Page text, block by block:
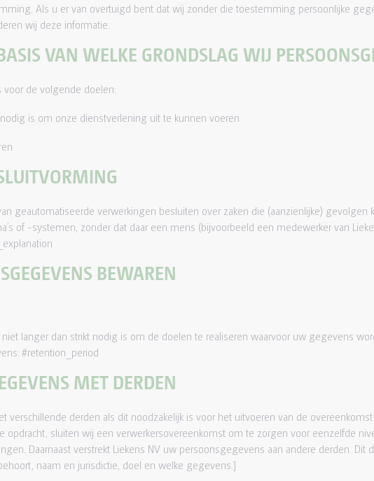
Als u er van overtuigd bent dat wij zonder die toestemming persoonlijke
wij deze informatie.
VAN WELKE GRONDSLAG WIJ
voor de volgende doelen:
is om onze dienstverlening uit te kunnen voeren
geautomatiseerde verwerkingen besluiten over zaken die (aanzienlijke)
of -systemen, zonder dat daar een mens (bijvoorbeeld een medewerker van
BEWAREN
langer dan strikt nodig is om de doelen te realiseren waarvoor uw gegevens
#retention_period
MET DERDEN
verschillende derden als dit noodzakelijk is voor het uitvoeren van de
sluiten wij een verwerkersovereenkomst om te zorgen voor eenzelfde
Daarnaast verstrekt Liekens NV uw persoonsgegevens aan andere derden.
naam en jurisdictie, doel en welke gegevens.]